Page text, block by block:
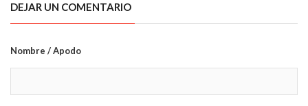
DEJAR UN COMENTARIO
Nombre / Apodo